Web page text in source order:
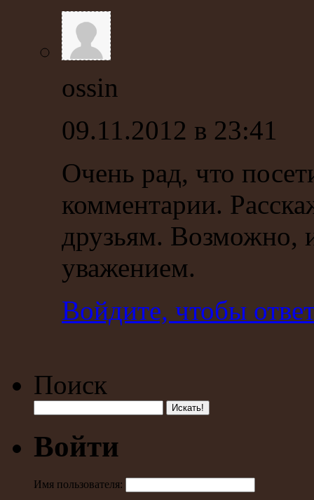
ossin
09.11.2012 в 23:41
Очень рад, что
комментарии.
друзьям. Возможно,
уважением.
Войдите, чтобы
Поиск
Войти
Имя пользователя: